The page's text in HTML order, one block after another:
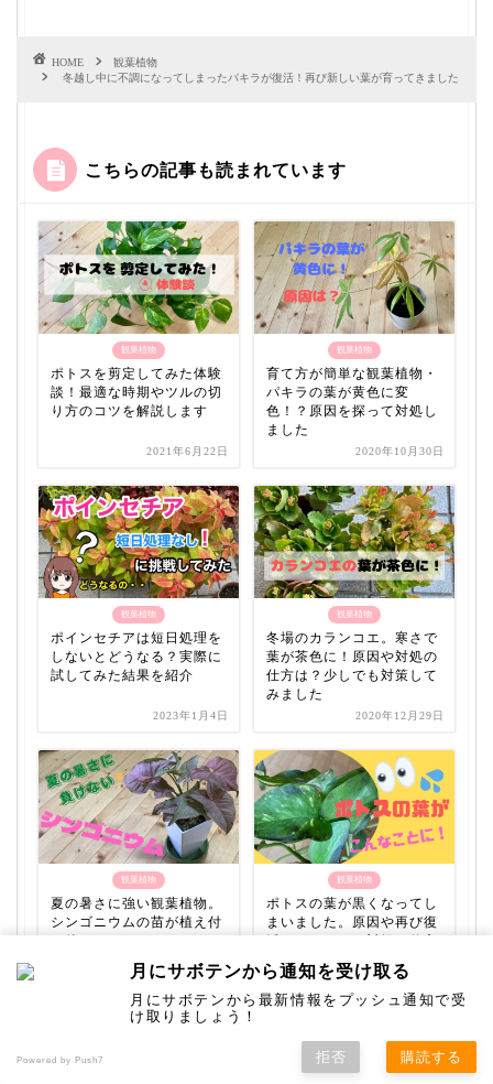
HOME
観葉植物
冬越し中に不調になってしまったパキラが復活！再び新しい葉が育ってきました
こちらの記事も読まれています
観葉植物
ポトスを剪定してみた体験
談！最適な時期やツルの切
り方のコツを解説します
2021年6月22日
観葉植物
育て方が簡単な観葉植物・
パキラの葉が黄色に変
色！？原因を探って対処し
ました
2020年10月30日
観葉植物
ポインセチアは短日処理を
しないとどうなる？実際に
試してみた結果を紹介
2023年1月4日
観葉植物
冬場のカランコエ。寒さで
葉が茶色に！原因や対処の
仕方は？少しでも対策して
みました
2020年12月29日
観葉植物
夏の暑さに強い観葉植物。
シンゴニウムの苗が植え付
け後にこんなことに・・・
2021年8月10日
観葉植物
ポトスの葉が黒くなってし
まいました。原因や再び復
活させるための対処の仕方
2022年3月13日
月にサボテンから通知を受け取る
月にサボテンから最新情報をプッシュ通知で受
け取りましょう！
Powered by Push7 拒否 購読する